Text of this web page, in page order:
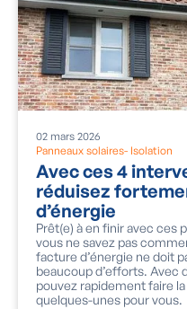
Panneaux solaires- Isolation
02 mars 2026
Avec ces 4
réduisez
d’énergie
Prêt(e) à en finir avec ces
vous ne savez pas
facture d’énergie ne doit
beaucoup d’efforts. Avec
pouvez rapidement faire
quelques-unes pour vous.